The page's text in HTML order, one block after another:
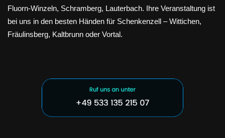
Fluorn-Winzeln, Schramberg, Lauterbach. Ihre Veranstaltung ist
bei uns in den besten Händen für Schenkenzell – Wittichen,
Fräulinsberg, Kaltbrunn oder Vortal.